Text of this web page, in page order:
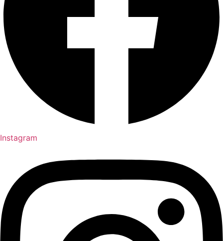
Instagram